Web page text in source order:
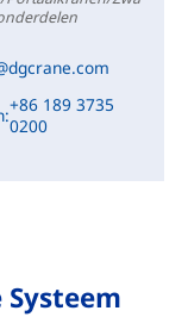
+86 189 3735
0200
Systeem